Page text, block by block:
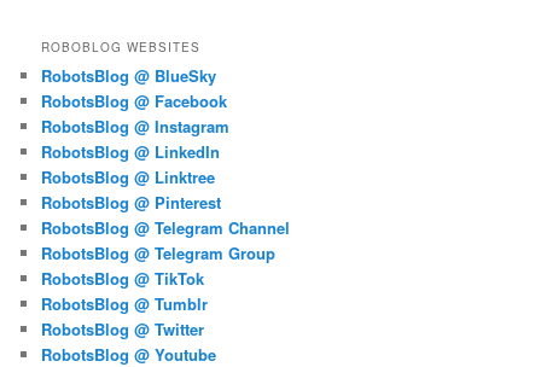
ROBOBLOG WEBSITES
RobotsBlog @ BlueSky
RobotsBlog @ Facebook
RobotsBlog @ Instagram
RobotsBlog @ LinkedIn
RobotsBlog @ Linktree
RobotsBlog @ Pinterest
RobotsBlog @ Telegram Channel
RobotsBlog @ Telegram Group
RobotsBlog @ TikTok
RobotsBlog @ Tumblr
RobotsBlog @ Twitter
RobotsBlog @ Youtube